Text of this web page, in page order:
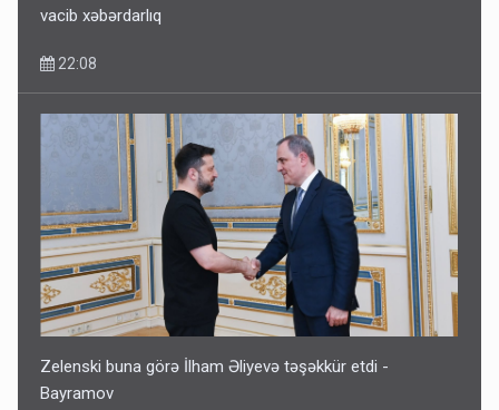
vacib xəbərdarlıq
22:08
Zelenski buna görə İlham Əliyevə təşəkkür etdi -
Bayramov